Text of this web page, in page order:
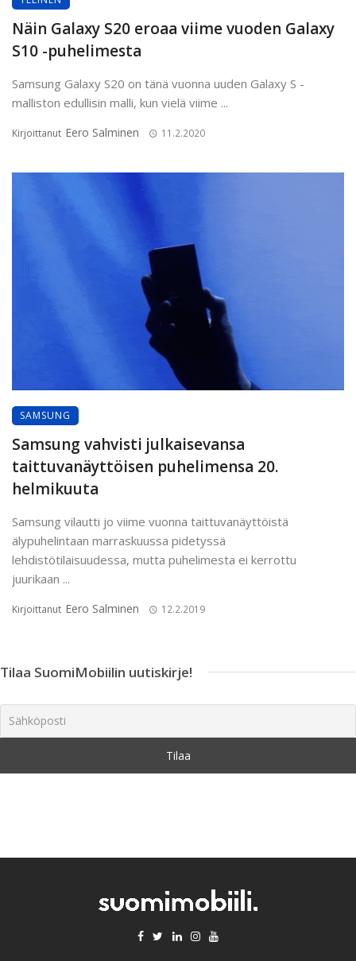
Näin Galaxy S20 eroaa viime vuoden Galaxy
S10 -puhelimesta
Samsung Galaxy S20 on tänä vuonna uuden Galaxy S -
malliston edullisin malli, kun vielä viime ...
Kirjoittanut Eero Salminen 11.2.2020
SAMSUNG
Samsung vahvisti julkaisevansa
taittuvanäyttöisen puhelimensa 20.
helmikuuta
Samsung vilautti jo viime vuonna taittuvanäyttöistä
älypuhelintaan marraskuussa pidetyssä
lehdistötilaisuudessa, mutta puhelimesta ei kerrottu
juurikaan ...
Kirjoittanut Eero Salminen 12.2.2019
Tilaa SuomiMobiilin uutiskirje!